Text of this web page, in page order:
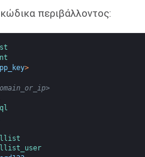
περιβάλλοντος:
>